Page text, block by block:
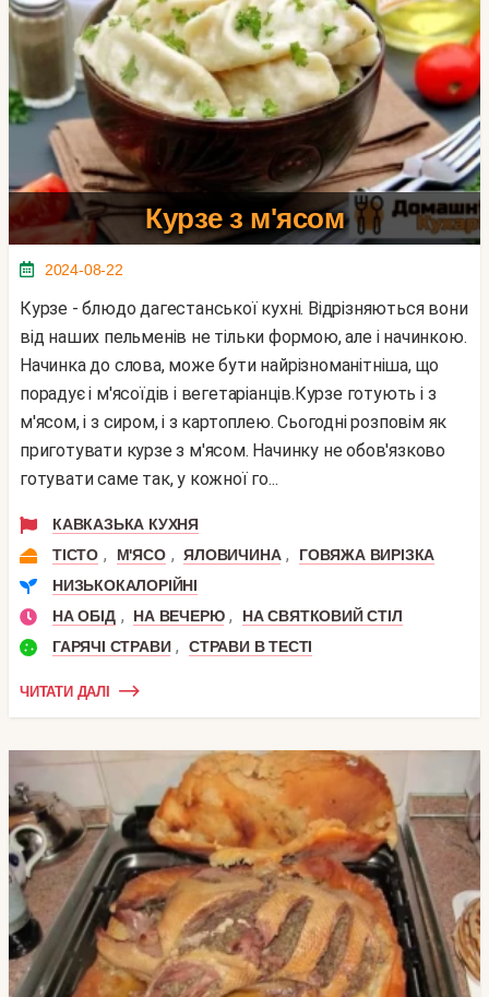
Курзе з м'ясом
2024-08-22
Курзе - блюдо дагестанської кухні. Відрізняються вони
від наших пельменів не тільки формою, але і начинкою.
Начинка до слова, може бути найрізноманітніша, що
порадує і м'ясоїдів і вегетаріанців.Курзе готують і з
м'ясом, і з сиром, і з картоплею. Сьогодні розповім як
приготувати курзе з м'ясом. Начинку не обов'язково
готувати саме так, у кожної го...
КАВКАЗЬКА КУХНЯ
ТІСТО , М'ЯСО , ЯЛОВИЧИНА ,
ГОВЯЖА ВИРІЗКА
НИЗЬКОКАЛОРІЙНІ
НА ОБІД , НА ВЕЧЕРЮ ,
НА СВЯТКОВИЙ СТІЛ
ГАРЯЧІ СТРАВИ , СТРАВИ В ТЕСТІ
ЧИТАТИ ДАЛІ